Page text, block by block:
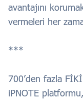
avantajını
vermeleri her
***
700’den fazla
iPNOTE platformu,